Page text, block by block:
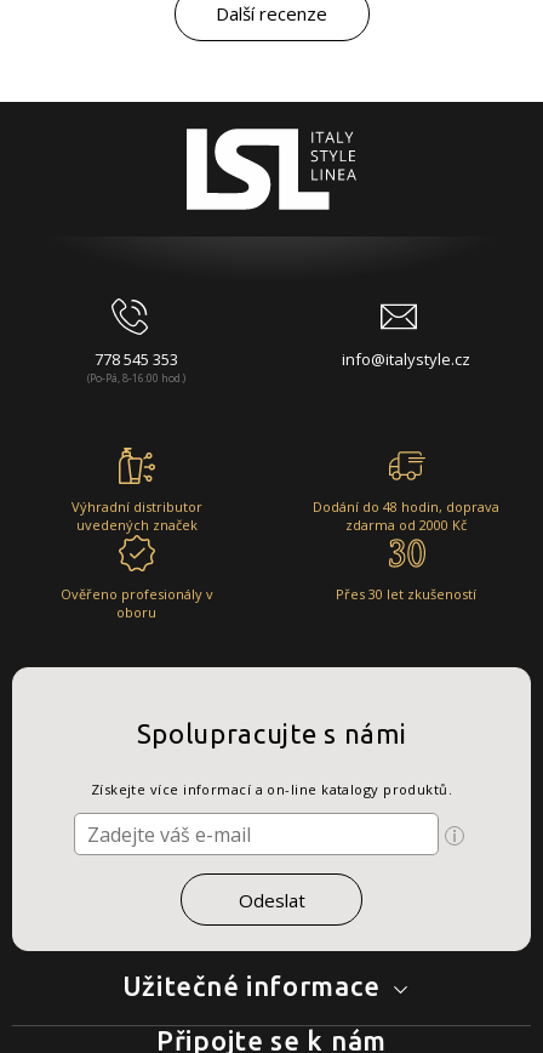
Další recenze
778 545 353
(Po-Pá, 8-16:00 hod.)
info@italystyle.cz
Výhradní distributor
uvedených značek
Dodání do 48 hodin, doprava
zdarma od 2000 Kč
Ověřeno profesionály v
oboru
Přes 30 let zkušeností
Užitečné informace
Spolupracujte s námi
Získejte více informací a on-line katalogy produktů.
Připojte se k nám